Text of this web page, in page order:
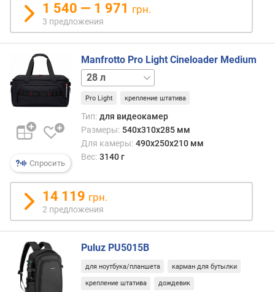
1 540 — 1 971 грн.
3 предложения
Спросить
Manfrotto Pro Light Cineloader Medium
14 л 43 л
Pro Light крепление штатива
Тип: для видеокамер
Размеры: 540x310x285 мм
Для камеры: 490x250x210 мм
Вес: 3140 г
14 119 грн.
2 предложения
Puluz PU5015B
для ноутбука/планшета карман для бутылки
крепление штатива дождевик